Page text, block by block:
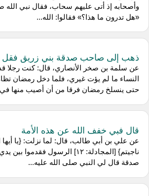
وأصحابه إذ أتى عليهم سحاب، فقال نبي الله
«هل تدرون ما هذا؟» فقالوا: الله...
ذهب إلى صاحب صدقة بني زريق فقل
عن سلمة بن صخر الأنصاري، قال: كنت رجلا
النساء ما لم يؤت غيري، فلما دخل رمضان
حتى ينسلخ رمضان فرقا من أن أصيب منها
قال فبي خفف الله عن هذه الأمة
عن علي بن أبي طالب، قال: لما نزلت: {يا أيها
صدقة قال لي النبي صلى الله عليه...